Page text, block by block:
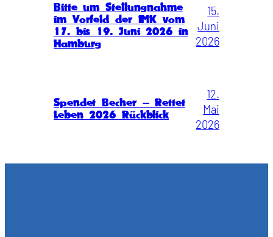
Bitte um Stellungnahme
im Vorfeld der IMK vom
17. bis 19. Juni 2026 in
Hamburg
15.
Juni
2026
Spendet Becher – Rettet
Leben 2026 Rückblick
12.
Mai
2026